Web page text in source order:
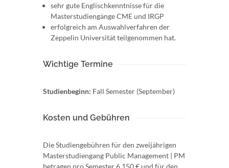
sehr gute Englischkenntnisse für die
Masterstudiengänge CME und IRGP
erfolgreich am Auswahlverfahren der
Zeppelin Universität teilgenommen hat.
Wichtige Termine
Studienbeginn: Fall Semester (September)
Kosten und Gebühren
Die Studiengebühren für den zweijährigen
Masterstudiengang Public Management | PM